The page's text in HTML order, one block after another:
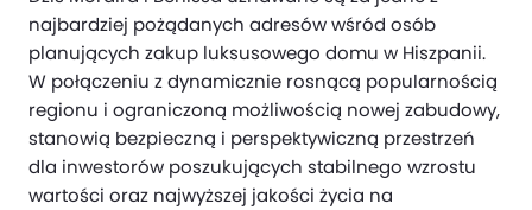
najbardziej pożądanych adresów wśród osób
planujących zakup luksusowego domu w Hiszpanii.
W połączeniu z dynamicznie rosnącą popularnością
regionu i ograniczoną możliwością nowej zabudowy,
stanowią bezpieczną i perspektywiczną przestrzeń
dla inwestorów poszukujących stabilnego wzrostu
wartości oraz najwyższej jakości życia na